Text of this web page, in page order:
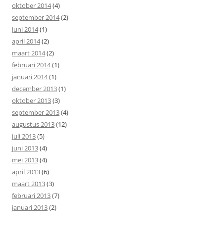
oktober 2014(4)
september 2014(2)
juni 2014(1)
april 2014(2)
maart 2014(2)
februari 2014(1)
januari 2014(1)
december 2013(1)
oktober 2013(3)
september 2013(4)
augustus 2013(12)
juli 2013(5)
juni 2013(4)
mei 2013(4)
april 2013(6)
maart 2013(3)
februari 2013(7)
januari 2013(2)